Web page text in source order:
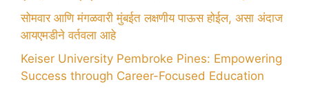
सोमवार आणि मंगळवारी मुंबईत लक्षणीय पाऊस होईल, असा अंदाज
आयएमडीने वर्तवला आहे
Keiser University Pembroke Pines: Empowering
Success through Career-Focused Education